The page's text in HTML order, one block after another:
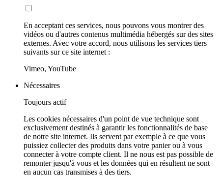
En acceptant ces services, nous pouvons vous montrer des
vidéos ou d'autres contenus multimédia hébergés sur des sites
externes. Avec votre accord, nous utilisons les services tiers
suivants sur ce site internet :
Vimeo, YouTube
Nécessaires
Toujours actif
Les cookies nécessaires d'un point de vue technique sont
exclusivement destinés à garantir les fonctionnalités de base
de notre site internet. Ils servent par exemple à ce que vous
puissiez collecter des produits dans votre panier ou à vous
connecter à votre compte client. Il ne nous est pas possible de
remonter jusqu'à vous et les données qui en résultent ne sont
en aucun cas transmises à des tiers.